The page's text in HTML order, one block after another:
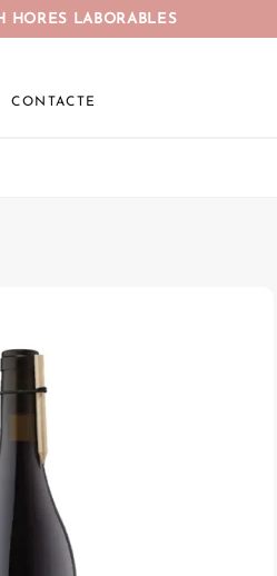
HORES LABORABLES
CONTACTE